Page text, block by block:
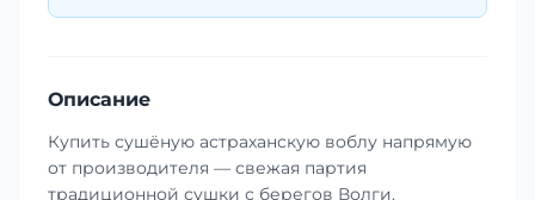
Описание
Купить сушёную астраханскую воблу напрямую
от производителя — свежая партия
традиционной сушки с берегов Волги.